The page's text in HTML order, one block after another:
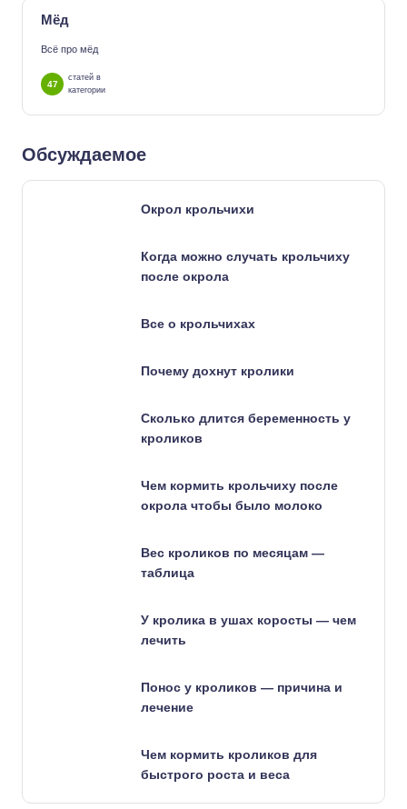
Мёд
Всё про мёд
47
статей в
категории
Обсуждаемое
Окрол крольчихи
Когда можно случать крольчиху
после окрола
Все о крольчихах
Почему дохнут кролики
Сколько длится беременность у
кроликов
Чем кормить крольчиху после
окрола чтобы было молоко
Вес кроликов по месяцам —
таблица
У кролика в ушах коросты — чем
лечить
Понос у кроликов — причина и
лечение
Чем кормить кроликов для
быстрого роста и веса